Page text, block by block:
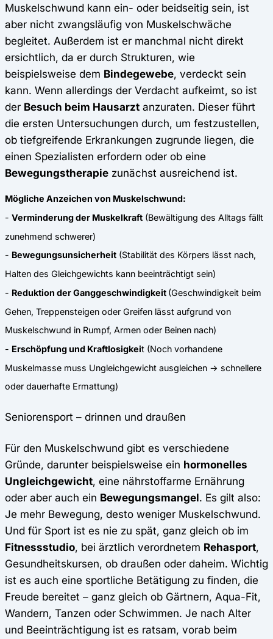
Muskelschwund kann ein- oder beidseitig sein, ist
aber nicht zwangsläufig von Muskelschwäche
begleitet. Außerdem ist er manchmal nicht direkt
ersichtlich, da er durch Strukturen, wie
beispielsweise dem Bindegewebe, verdeckt sein
kann. Wenn allerdings der Verdacht aufkeimt, so ist
der Besuch beim Hausarzt anzuraten. Dieser führt
die ersten Untersuchungen durch, um festzustellen,
ob tiefgreifende Erkrankungen zugrunde liegen, die
einen Spezialisten erfordern oder ob eine
Bewegungstherapie zunächst ausreichend ist.
Mögliche Anzeichen von Muskelschwund:
- Verminderung der Muskelkraft (Bewältigung des Alltags fällt
zunehmend schwerer)
- Bewegungsunsicherheit (Stabilität des Körpers lässt nach,
Halten des Gleichgewichts kann beeinträchtigt sein)
- Reduktion der Ganggeschwindigkeit (Geschwindigkeit beim
Gehen, Treppensteigen oder Greifen lässt aufgrund von
Muskelschwund in Rumpf, Armen oder Beinen nach)
- Erschöpfung und Kraftlosigkeit (Noch vorhandene
Muskelmasse muss Ungleichgewicht ausgleichen → schnellere
oder dauerhafte Ermattung)
Seniorensport – drinnen und draußen
Für den Muskelschwund gibt es verschiedene
Gründe, darunter beispielsweise ein hormonelles
Ungleichgewicht, eine nährstoffarme Ernährung
oder aber auch ein Bewegungsmangel. Es gilt also:
Je mehr Bewegung, desto weniger Muskelschwund.
Und für Sport ist es nie zu spät, ganz gleich ob im
Fitnessstudio, bei ärztlich verordnetem Rehasport,
Gesundheitskursen, ob draußen oder daheim. Wichtig
ist es auch eine sportliche Betätigung zu finden, die
Freude bereitet – ganz gleich ob Gärtnern, Aqua-Fit,
Wandern, Tanzen oder Schwimmen. Je nach Alter
und Beeinträchtigung ist es ratsam, vorab beim